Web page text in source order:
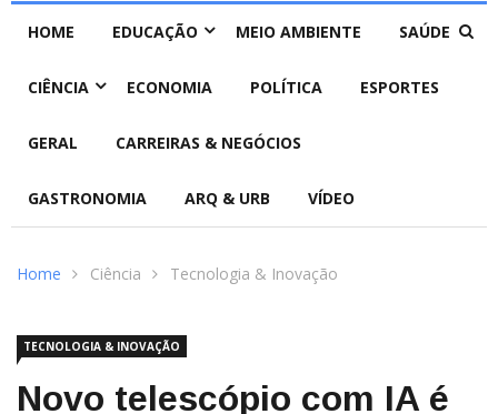
HOME EDUCAÇÃO MEIO AMBIENTE SAÚDE
CIÊNCIA ECONOMIA POLÍTICA ESPORTES
GERAL CARREIRAS & NEGÓCIOS
GASTRONOMIA ARQ & URB VÍDEO
Home Ciência Tecnologia & Inovação
TECNOLOGIA & INOVAÇÃO
Novo telescópio com IA é